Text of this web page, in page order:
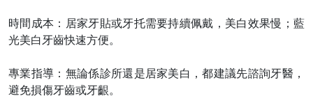
時間成本：居家牙貼或牙托需要持續佩戴，美白效果慢；藍
光美白牙齒快速方便。
專業指導：無論係診所還是居家美白，都建議先諮詢牙醫，
避免損傷牙齒或牙齦。